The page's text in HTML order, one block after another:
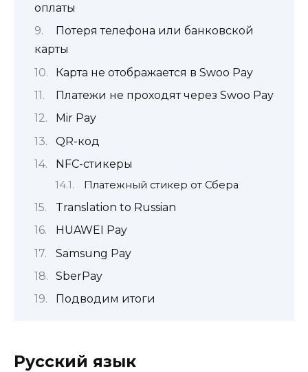
оплаты
Потеря телефона или банковской
карты
Карта не отображается в Swoo Pay
Платежи не проходят через Swoo Pay
Mir Pay
QR-код
NFC-стикеры
Платежный стикер от Сбера
Translation to Russian
HUAWEI Pay
Samsung Pay
SberPay
Подводим итоги
Русский язык